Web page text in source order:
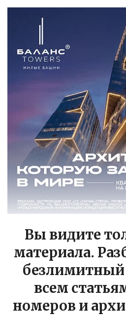
Вы видите
материала.
безлимитный
всем
номеров и